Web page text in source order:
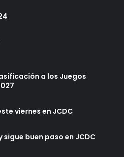
a los Juegos
viernes en JCDC
sigue buen paso en JCDC